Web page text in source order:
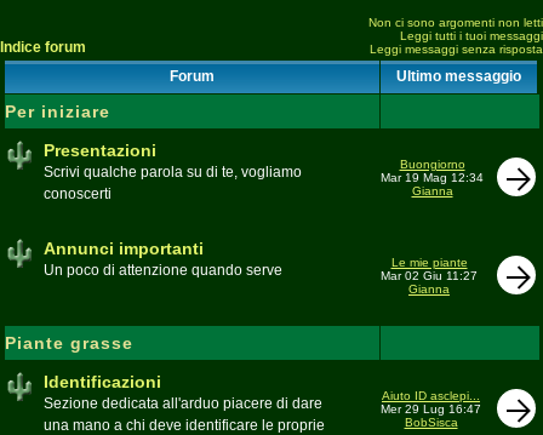
Indice forum
Non ci sono argomenti non letti
Leggi tutti i tuoi messaggi
Leggi messaggi senza risposta
Forum Ultimo messaggio
Per iniziare
Presentazioni
Scrivi qualche parola su di te, vogliamo
conoscerti
Buongiorno
Mar 19 Mag 12:34
Gianna
Annunci importanti
Un poco di attenzione quando serve
Le mie piante
Mar 02 Giu 11:27
Gianna
Piante grasse
Identificazioni
Sezione dedicata all'arduo piacere di dare
una mano a chi deve identificare le proprie
Aiuto ID asclepi...
Mer 29 Lug 16:47
BobSisca